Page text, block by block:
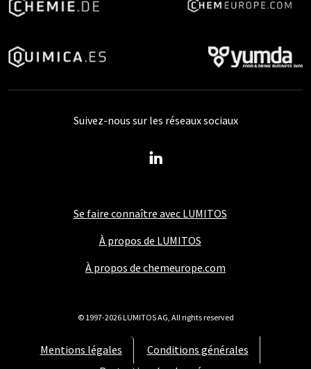
Se faire connaître avec LUMITOS
À propos de LUMITOS
À propos de chemeurope.com
Mentions légales
Conditions générales
Suivez-nous sur les réseaux sociaux
© 1997-2026 LUMITOS AG, All rights reserved